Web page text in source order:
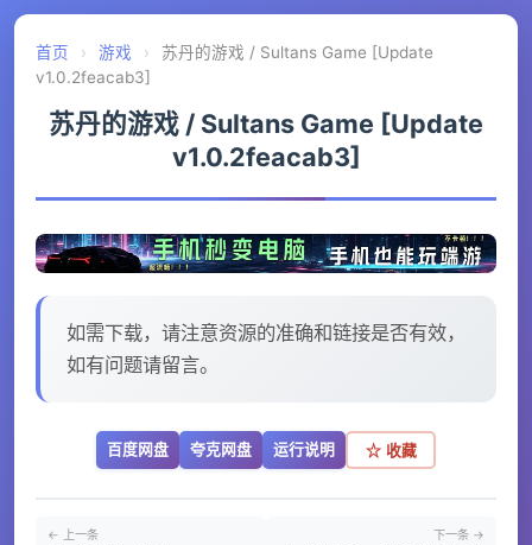
首页 › 游戏 ›
苏丹的游戏 / Sultans Game [Update
v1.0.2feacab3]
苏丹的游戏 / Sultans Game [Update
v1.0.2feacab3]
如需下载，请注意资源的准确和链接是否有效，
如有问题请留言。
百度网盘 夸克网盘 运行说明 ☆ 收藏
← 上一条 下一条 →